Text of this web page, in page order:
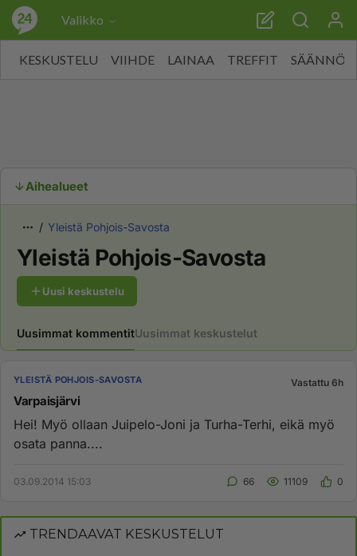
Valikko
KESKUSTELU VIIHDE LAINAA TREFFIT SÄÄNNÖT
Aihealueet
Yleistä Pohjois-Savosta
Yleistä Pohjois-Savosta
Uusi keskustelu
Uusimmat kommentitUusimmat keskustelut
YLEISTÄ POHJOIS-SAVOSTA Vastattu 6h
Varpaisjärvi
Hei! Myö ollaan Juipelo-Joni ja Turha-Terhi, eikä myö
osata panna....
03.09.2014 15:03 66 11109 0
TRENDAAVAT KESKUSTELUT